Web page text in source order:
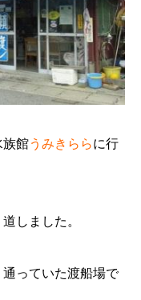
族館うみきららに行
しました。
っていた渡船場で